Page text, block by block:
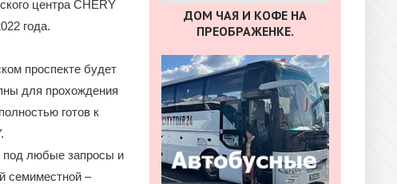
центра CHERY
года.
проспекте будет
для прохождения
готов к
под любые запросы и
семиместной –
ДОМ ЧАЯ И КОФЕ НА
ПРЕОБРАЖЕНКЕ.